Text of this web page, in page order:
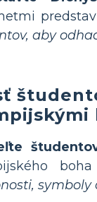
aby
symboly